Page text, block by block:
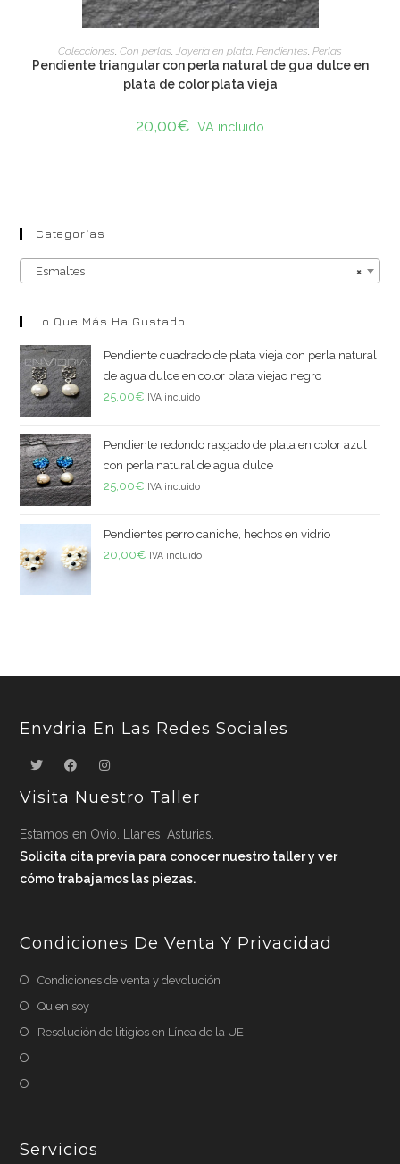
ADD TO CART
Colecciones, Con perlas, Joyería en plata, Pendientes, Perlas
Pendiente triangular con perla natural de gua dulce en
plata de color plata vieja
20,00€ IVA incluido
Categorías
×
Esmaltes
Lo Que Más Ha Gustado
Pendiente cuadrado de plata vieja con perla natural
de agua dulce en color plata viejao negro
25,00€ IVA incluido
Pendiente redondo rasgado de plata en color azul
con perla natural de agua dulce
25,00€ IVA incluido
Pendientes perro caniche, hechos en vidrio
20,00€ IVA incluido
Envdria En Las Redes Sociales
Visita Nuestro Taller
Estamos en Ovio. Llanes. Asturias.
Solicita cita previa para conocer nuestro taller y ver
cómo trabajamos las piezas.
Condiciones De Venta Y Privacidad
Condiciones de venta y devolución
Quien soy
Resolución de litigios en Línea de la UE
Servicios